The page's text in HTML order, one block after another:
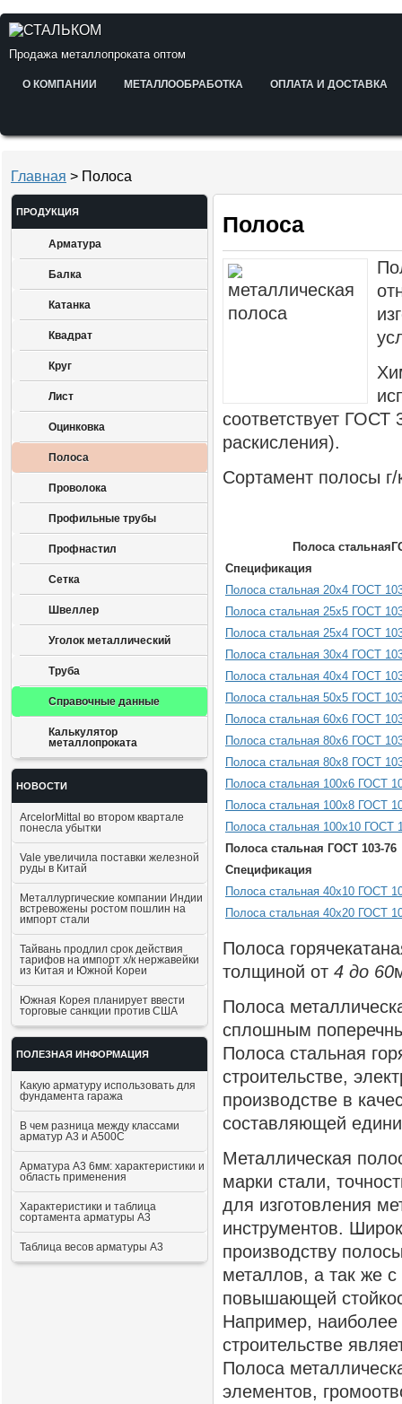
Продажа металлопроката оптом
О КОМПАНИИ МЕТАЛЛООБРАБОТКА ОПЛАТА И ДОСТАВКА
Главная > Полоса
ПРОДУКЦИЯ
Арматура
Балка
Катанка
Квадрат
Круг
Лист
Оцинковка
Полоса
Проволока
Профильные трубы
Профнастил
Сетка
Швеллер
Уголок металлический
Труба
Справочные данные
Калькулятор
металлопроката
НОВОСТИ
ArcelorMittal во втором квартале
понесла убытки
Vale увеличила поставки железной
руды в Китай
Металлургические компании Индии
встревожены ростом пошлин на
импорт стали
Тайвань продлил срок действия
тарифов на импорт х/к нержавейки
из Китая и Южной Кореи
Южная Корея планирует ввести
торговые санкции против США
ПОЛЕЗНАЯ ИНФОРМАЦИЯ
Какую арматуру использовать для
фундамента гаража
В чем разница между классами
арматур А3 и А500С
Арматура А3 6мм: характеристики и
область применения
Характеристики и таблица
сортамента арматуры А3
Таблица весов арматуры А3
Полоса
соответствует ГОСТ
раскисления).
Сортамент полосы
Полоса
Спецификация
Полоса стальная 20x4 ГОСТ
Полоса стальная 25x5 ГОСТ
Полоса стальная 25x4 ГОСТ
Полоса стальная 30x4 ГОСТ
Полоса стальная 40x4 ГОСТ
Полоса стальная 50x5 ГОСТ
Полоса стальная 60x6 ГОСТ
Полоса стальная 80x6 ГОСТ
Полоса стальная 80x8 ГОСТ
Полоса стальная 100x6 ГОСТ
Полоса стальная 100x8 ГОСТ
Полоса стальная 100x10 ГОСТ
Полоса стальная ГОСТ 103-76
Спецификация
Полоса стальная 40x10 ГОСТ
Полоса стальная 40x20 ГОСТ
Полоса
толщиной от 4 до 60
Полоса
сплошным
Полоса стальная
строительстве,
производстве в
составляющей
Металлическая
марки стали,
для изготовления
инструментов.
производству
металлов, а так же
повышающей
Например,
строительстве
Полоса
элементов,